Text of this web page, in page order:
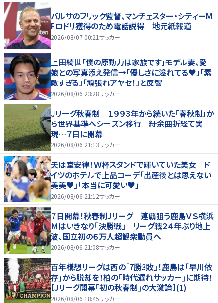
バルサのフリック監督、マンチェスター・シティーM
Fロドリ獲得のため電話説得 地元紙報道
2026/08/07 00:21サッカー
上田綺世「僕の原動力は家族です」モデル妻、愛
娘との写真添え発信→「優しさに溢れてる♥」「素
敵すぎる」「頑張れアヤセ！」と反響
2026/08/06 23:28サッカー
Ｊリーグ秋春制 １９９３年から続いた「春秋制」か
ら世界基準へシーズン移行 紆余曲折経て実
現…７日に開幕
2026/08/06 21:13サッカー
夫は堂安律！Ｗ杯スタンドで輝いていた美女 ド
イツのホテルで上品コーデ「出産後とは思えない
美美♥」「本当に可愛い♥」
2026/08/06 21:12サッカー
７日開幕！秋春制Ｊリーグ 連覇狙う鹿島ＶＳ横浜
Ｍはいきなり「決勝戦」 リーグ戦２４年ぶり地上
波、国立初の６万人超観衆動員へ
2026/08/06 21:08サッカー
百年構想リーグは西の｢7勝3敗｣！鹿島は｢早川依
存｣から脱却を！柏の｢時代遅れサッカー｣に期待！
【Jリーグ開幕｢初の秋春制｣の大激論】(1)
2026/08/06 18:45サッカー